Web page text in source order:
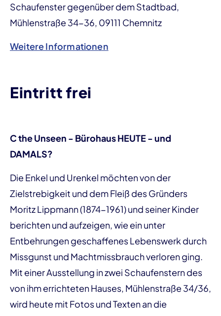
Schaufenster gegenüber dem Stadtbad,
Mühlenstraße 34-36, 09111 Chemnitz
Weitere Informationen
Eintritt frei
C the Unseen - Bürohaus HEUTE - und
DAMALS?
Die Enkel und Urenkel möchten von der
Zielstrebigkeit und dem Fleiß des Gründers
Moritz Lippmann (1874-1961) und seiner Kinder
berichten und aufzeigen, wie ein unter
Entbehrungen geschaffenes Lebenswerk durch
Missgunst und Machtmissbrauch verloren ging.
Mit einer Ausstellung in zwei Schaufenstern des
von ihm errichteten Hauses, Mühlenstraße 34/36,
wird heute mit Fotos und Texten an die